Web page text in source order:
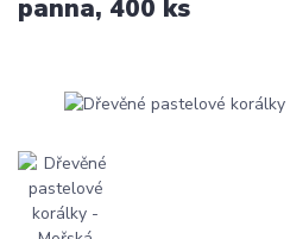
panna, 400 ks